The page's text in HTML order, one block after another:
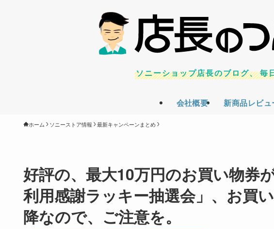
会社概要 新商品レビュ
ソニーショップ店長のブログ、毎
ホーム ソニーストア情報 最新キャンペーンまとめ
好評の、最大10万円のお買い物券
利用感謝ラッキー抽選会」、お買
降なので、ご注意を。